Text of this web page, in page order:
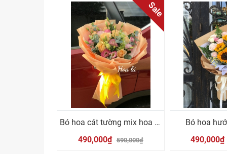
Sale
Bó hoa cát tường mix hoa hồng cam
490,000₫ 590,000₫
Bó hoa
490,000₫